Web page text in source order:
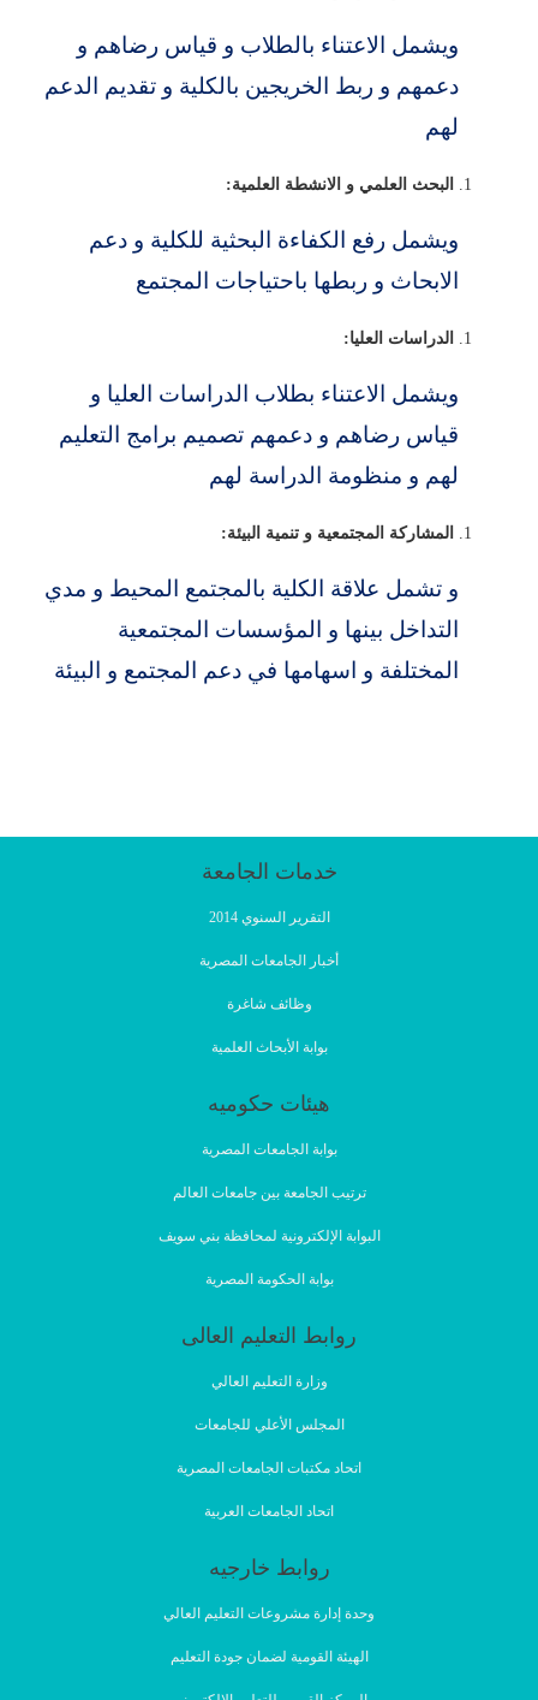
ويشمل الاعتناء بالطلاب و قياس رضاهم و
دعمهم و ربط الخريجين بالكلية و تقديم الدعم
لهم
البحث العلمي و الانشطة العلمية:
ويشمل رفع الكفاءة البحثية للكلية و دعم
الابحاث و ربطها باحتياجات المجتمع
الدراسات العليا:
ويشمل الاعتناء بطلاب الدراسات العليا و
قياس رضاهم و دعمهم تصميم برامج التعليم
لهم و منظومة الدراسة لهم
المشاركة المجتمعية و تنمية البيئة:
و تشمل علاقة الكلية بالمجتمع المحيط و مدي
التداخل بينها و المؤسسات المجتمعية
المختلفة و اسهامها في دعم المجتمع و البيئة
خدمات الجامعة
التقرير السنوي 2014
أخبار الجامعات المصرية
وظائف شاغرة
بوابة الأبحاث العلمية
هيئات حكوميه
بوابة الجامعات المصرية
ترتيب الجامعة بين جامعات العالم
البوابة الإلكترونية لمحافظة بني سويف
بوابة الحكومة المصرية
روابط التعليم العالى
وزارة التعليم العالي
المجلس الأعلي للجامعات
اتحاد مكتبات الجامعات المصرية
اتحاد الجامعات العربية
روابط خارجيه
وحدة إدارة مشروعات التعليم العالي
الهيئة القومية لضمان جودة التعليم